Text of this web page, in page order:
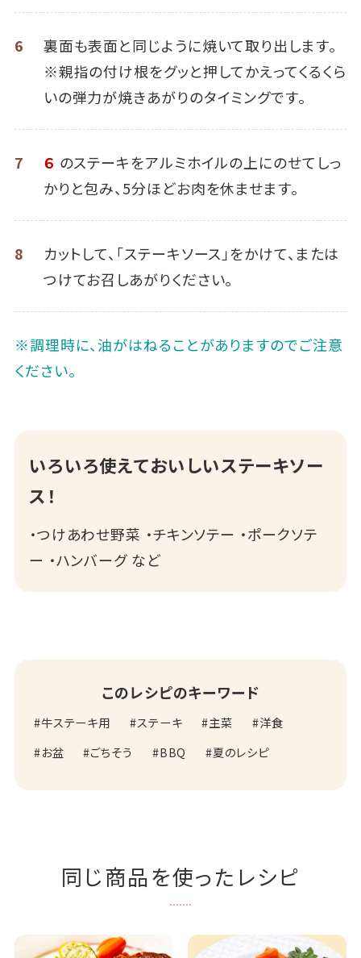
6
裏面も表面と同じように焼いて取り出します。
※親指の付け根をグッと押してかえってくるくら
いの弾力が焼きあがりのタイミングです。
7 ６ のステーキをアルミホイルの上にのせてしっ
かりと包み、5分ほどお肉を休ませます。
8
カットして、「ステーキソース」をかけて、または
つけてお召しあがりください。
※調理時に、油がはねることがありますのでご注意
ください。
いろいろ使えておいしいステーキソー
ス！
・つけあわせ野菜 ・チキンソテー ・ポークソテ
ー ・ハンバーグ など
このレシピのキーワード
牛ステーキ用 ステーキ 主菜
洋食
お盆
ごちそう BBQ 夏のレシピ
同じ商品を使ったレシピ